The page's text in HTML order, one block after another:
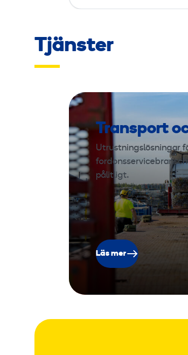
Tjänster
Transport
Utrustningslösningar
pålitligt.
Läs mer